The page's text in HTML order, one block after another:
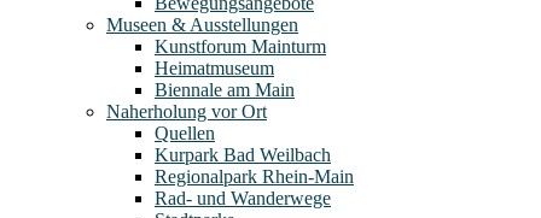
Museen & Ausstellungen
Kunstforum Mainturm
Heimatmuseum
Biennale am Main
Naherholung vor Ort
Quellen
Kurpark Bad Weilbach
Regionalpark Rhein-Main
Rad- und Wanderwege